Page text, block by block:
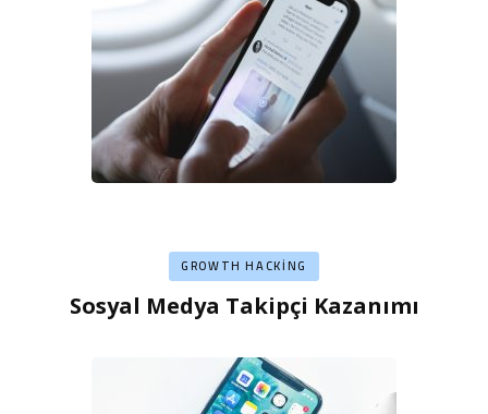
GROWTH HACKING
Sosyal Medya Takipçi Kazanımı